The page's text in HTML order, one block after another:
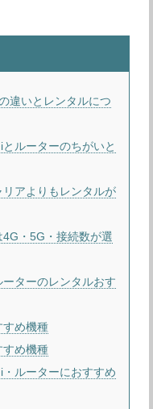
違いとレンタルにつ
ルーターのちがいと
アよりもレンタルが
・5G・接続数が選
ターのレンタルおす
すめ機種
すめ機種
ルーターにおすすめ